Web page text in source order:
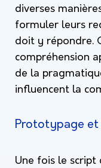
diverses
formuler leurs
doit y répondre.
compréhension
de la
influencent la
Prototypage
Une fois le script